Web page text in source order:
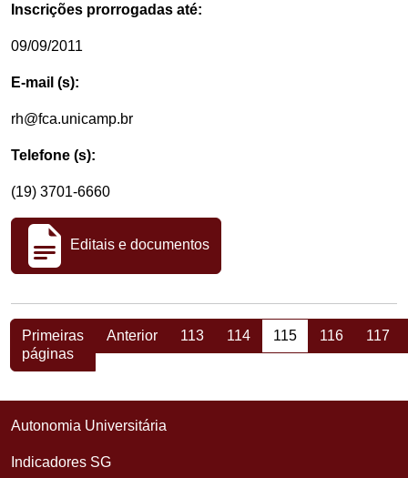
Inscrições prorrogadas até:
09/09/2011
E-mail (s):
rh@fca.unicamp.br
Telefone (s):
(19) 3701-6660
Editais e documentos
Primeiras
páginas
Anterior 113 114 115 116 117
Autonomia Universitária
Indicadores SG